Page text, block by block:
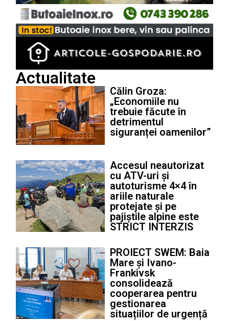
Actualitate
Călin Groza:
„Economiile nu
trebuie făcute în
detrimentul
siguranței oamenilor”
Accesul neautorizat
cu ATV-uri și
autoturisme 4×4 în
ariile naturale
protejate și pe
pajiștile alpine este
STRICT INTERZIS
PROIECT SWEM: Baia
Mare și Ivano-
Frankivsk
consolidează
cooperarea pentru
gestionarea
situațiilor de urgență